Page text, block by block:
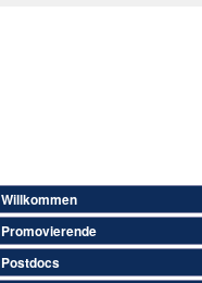
Willkommen
Promovierende
Postdocs